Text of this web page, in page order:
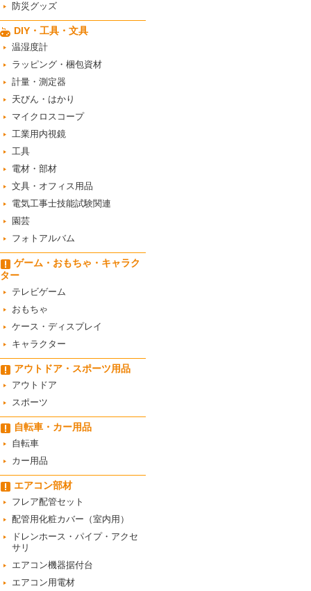
防災グッズ
DIY・工具・文具
温湿度計
ラッピング・梱包資材
計量・測定器
天びん・はかり
マイクロスコープ
工業用内視鏡
工具
電材・部材
文具・オフィス用品
電気工事士技能試験関連
園芸
フォトアルバム
ゲーム・おもちゃ・キャラク
ター
テレビゲーム
おもちゃ
ケース・ディスプレイ
キャラクター
アウトドア・スポーツ用品
アウトドア
スポーツ
自転車・カー用品
自転車
カー用品
エアコン部材
フレア配管セット
配管用化粧カバー（室内用）
ドレンホース・パイプ・アクセ
サリ
エアコン機器据付台
エアコン用電材